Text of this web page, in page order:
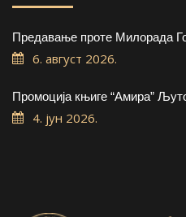
Предавање проте Милорада
6. август 2026.
Промоција књиге “Амира”
4. јун 2026.